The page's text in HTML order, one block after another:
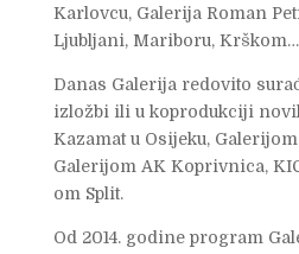
Karlovcu, Galerija Roman
Ljubljani, Mariboru, Krškom…
Danas Galerija redovito
izložbi ili u koprodukciji
Kazamat u Osijeku,
Galerijom AK Koprivnica,
om Split.
Od 2014. godine program